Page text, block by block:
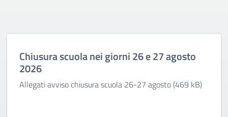
Chiusura scuola nei giorni 26 e 27 agosto
2026
Allegati avviso chiusura scuola 26-27 agosto (469 kB)